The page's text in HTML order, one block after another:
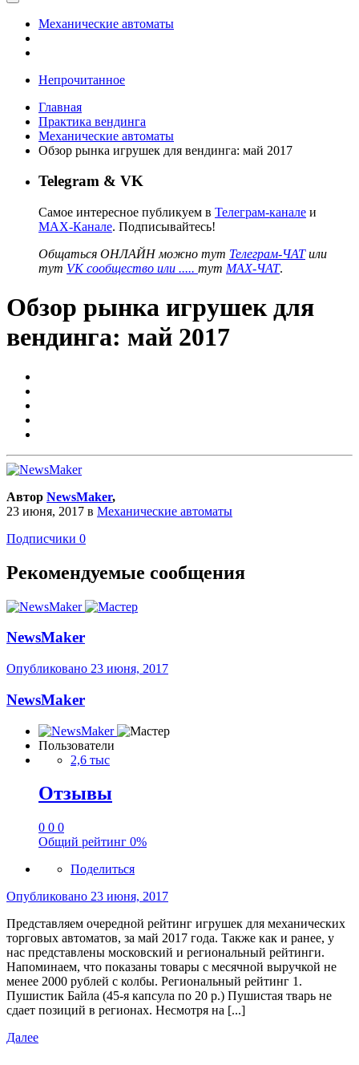
Механические автоматы
Непрочитанное
Главная
Практика вендинга
Механические автоматы
Обзор рынка игрушек для вендинга: май 2017
Telegram & VK
Самое интересное публикуем в Телеграм-канале и
MAX-Канале. Подписывайтесь!
Общаться ОНЛАЙН можно тут Телеграм-ЧАТили
тут VK сообщество или ..... тут MAX-ЧАТ.
Обзор рынка игрушек для
вендинга: май 2017
Автор NewsMaker,
23 июня, 2017 в Механические автоматы
Подписчики 0
Рекомендуемые сообщения
NewsMaker
Опубликовано 23 июня, 2017
NewsMaker
Пользователи
2,6 тыс
Отзывы
0 0 0
Общий рейтинг 0%
Поделиться
Опубликовано 23 июня, 2017
Представляем очередной рейтинг игрушек для механических
торговых автоматов, за май 2017 года. Также как и ранее, у
нас представлены московский и региональный рейтинги.
Напоминаем, что показаны товары с месячной выручкой не
менее 2000 рублей с колбы. Региональный рейтинг 1.
Пушистик Байла (45-я капсула по 20 р.) Пушистая тварь не
сдает позиций в регионах. Несмотря на [...]
Далее